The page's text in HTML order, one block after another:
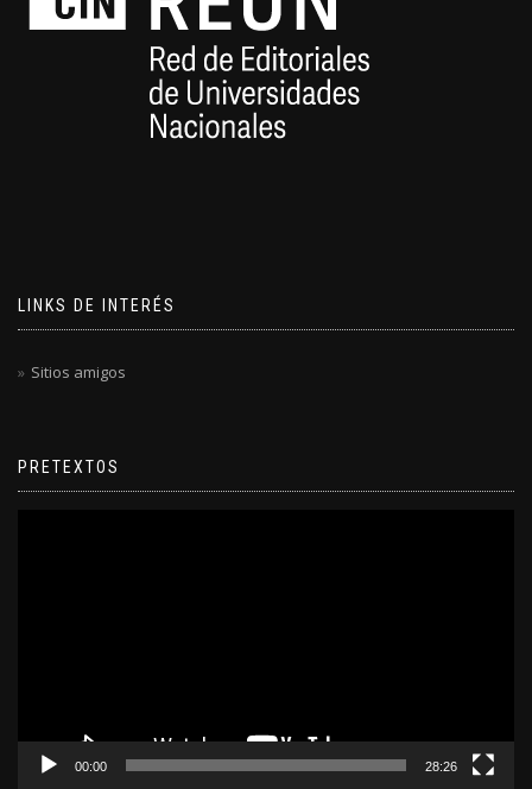
LINKS DE INTERÉS
Sitios amigos
PRETEXTOS
00:00 28:26